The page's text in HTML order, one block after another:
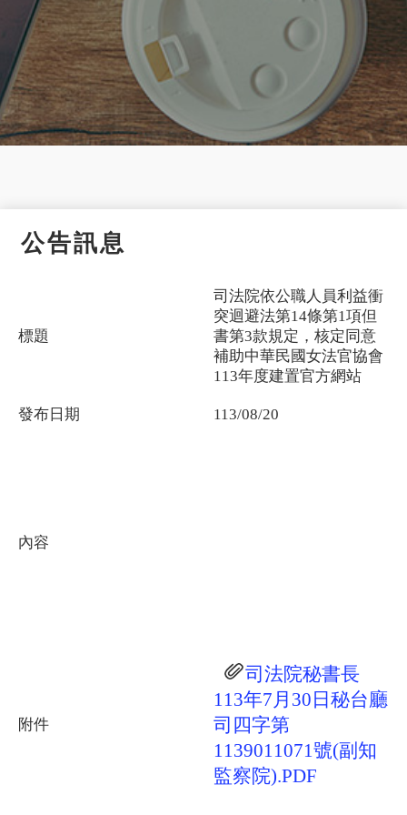
公告訊息
標題
司法院依公職人員利益衝
突迴避法第14條第1項但
書第3款規定，核定同意
補助中華民國女法官協會
113年度建置官方網站
發布日期 113/08/20
內容
附件
司法院秘書長
113年7月30日秘台廳
司四字第
1139011071號(副知
監察院).PDF